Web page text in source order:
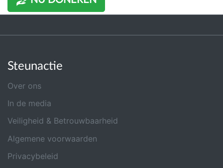
Steunactie
Over ons
In de media
Veiligheid & Betrouwbaarheid
Algemene voorwaarden
Privacybeleid